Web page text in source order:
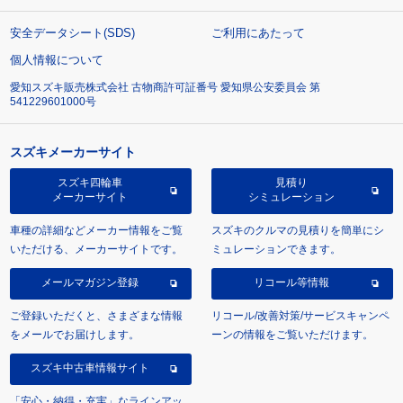
安全データシート(SDS)
ご利用にあたって
個人情報について
愛知スズキ販売株式会社 古物商許可証番号 愛知県公安委員会 第
541229601000号
スズキメーカーサイト
スズキ四輪車
メーカーサイト
車種の詳細などメーカー情報をご覧
いただける、メーカーサイトです。
見積り
シミュレーション
スズキのクルマの見積りを簡単にシ
ミュレーションできます。
メールマガジン登録
ご登録いただくと、さまざまな情報
をメールでお届けします。
リコール等情報
リコール/改善対策/サービスキャンペ
ーンの情報をご覧いただけます。
スズキ中古車情報サイト